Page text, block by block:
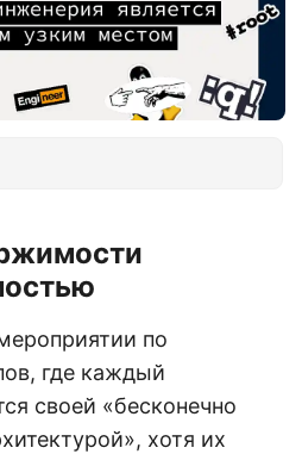
по
где каждый
своей «бесконечно
хотя их